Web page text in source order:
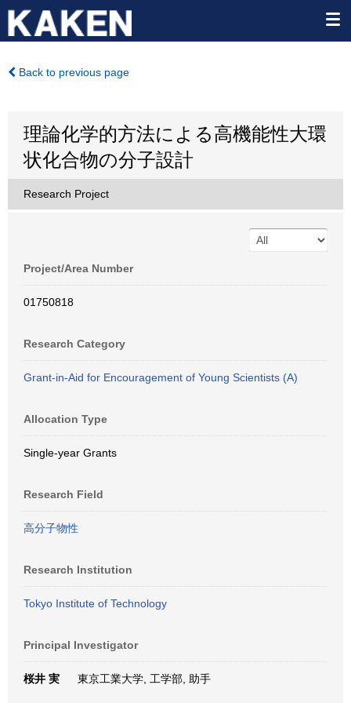
Back to previous page
理論化学的方法による高機能性大環
状化合物の分子設計
Research Project
Project/Area Number
01750818
Research Category
Grant-in-Aid for Encouragement of Young Scientists (A)
Allocation Type
Single-year Grants
Research Field
高分子物性
Research Institution
Tokyo Institute of Technology
Principal Investigator
桜井 実 東京工業大学, 工学部, 助手